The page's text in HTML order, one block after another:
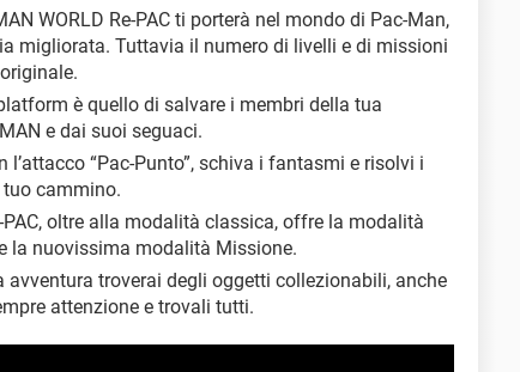
WORLD Re-PAC ti porterà nel mondo di Pac-Man,
migliorata. Tuttavia il numero di livelli e di missioni
è quello di salvare i membri della tua
e dai suoi seguaci.
“Pac-Punto”, schiva i fantasmi e risolvi i
cammino.
PAC, oltre alla modalità classica, offre la modalità
la nuovissima modalità Missione.
avventura troverai degli oggetti collezionabili, anche
attenzione e trovali tutti.